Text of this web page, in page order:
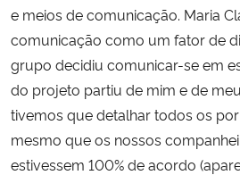
e meios de comunicação. Maria
comunicação como um fator de
grupo decidiu comunicar-se em
do projeto partiu de mim e de
tivemos que detalhar todos os
mesmo que os nossos
estivessem 100% de acordo